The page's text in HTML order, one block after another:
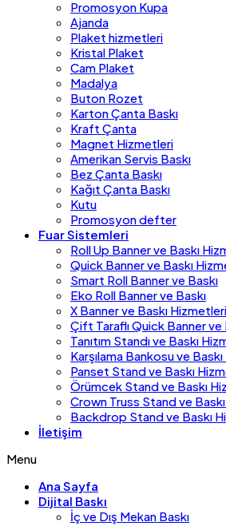
Promosyon Kupa
Ajanda
Plaket hizmetleri
Kristal Plaket
Cam Plaket
Madalya
Buton Rozet
Karton Çanta Baskı
Kraft Çanta
Magnet Hizmetleri
Amerikan Servis Baskı
Bez Çanta Baskı
Kağıt Çanta Baskı
Kutu
Promosyon defter
Fuar Sistemleri
Roll Up Banner ve Baskı
Quick Banner ve Baskı
Smart Roll Banner ve Baskı
Eko Roll Banner ve Baskı
X Banner ve Baskı Hizmetleri
Çift Taraflı Quick Banner ve
Tanıtım Standı ve Baskı
Karşılama Bankosu ve
Panset Stand ve Baskı
Örümcek Stand ve Baskı
Crown Truss Stand ve
Backdrop Stand ve Baskı
İletişim
Menu
Ana Sayfa
Dijital Baskı
İç ve Dış Mekan Baskı